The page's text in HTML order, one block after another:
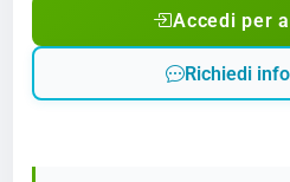
Accedi per
Richiedi